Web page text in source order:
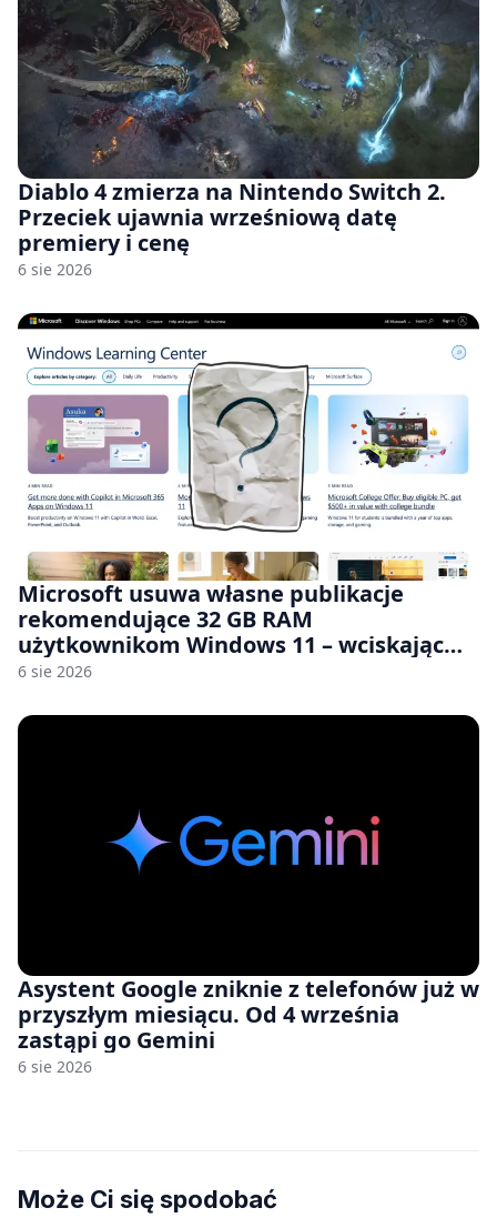
Diablo 4 zmierza na Nintendo Switch 2.
Przeciek ujawnia wrześniową datę
premiery i cenę
6 sie 2026
Microsoft usuwa własne publikacje
rekomendujące 32 GB RAM
użytkownikom Windows 11 – wciskając
nam przy tym komputery z 8 GB RAM po
6 sie 2026
Asystent Google zniknie z telefonów już w
przyszłym miesiącu. Od 4 września
zastąpi go Gemini
6 sie 2026
Może Ci się spodobać